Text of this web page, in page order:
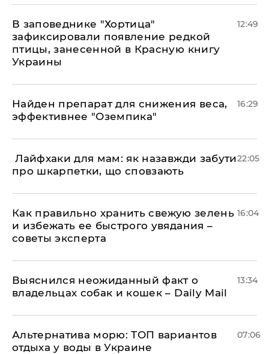
В заповеднике "Хортица"
зафиксировали появление редкой
птицы, занесенной в Красную книгу
Украины
12:49
Найден препарат для снижения веса,
эффективнее "Оземпика"
16:29
​ Лайфхаки для мам: як назавжди забути
про шкарпетки, що сповзають
22:05
Как правильно хранить свежую зелень
и избежать ее быстрого увядания –
советы эксперта
16:04
Выяснился неожиданный факт о
владельцах собак и кошек – Daily Mail
13:34
Альтернатива морю: ТОП вариантов
отдыха у воды в Украине
07:06